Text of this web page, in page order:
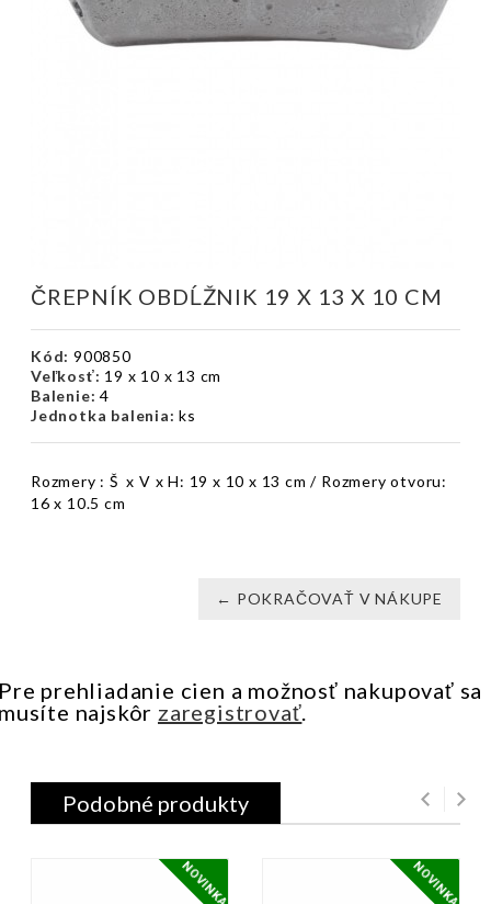
ČREPNÍK OBDĹŽNIK 19 X 13 X 10 CM
Kód: 900850
Veľkosť: 19 x 10 x 13 cm
Balenie:4
Jednotka balenia:ks
Rozmery : Š x V x H: 19 x 10 x 13 cm / Rozmery otvoru:
16 x 10.5 cm
← POKRAČOVAŤ V NÁKUPE
prehliadanie cien a možnosť nakupovať sa
najskôr zaregistrovať.
Podobné produkty
NOVINKA NOVINKA